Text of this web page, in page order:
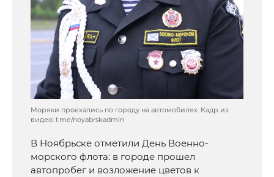
Моряки проехались по городу на автомобилях. Кадр из
видео: t.me/noyabrskadmin
В Ноябрьске отметили День Военно-
морского флота: в городе прошел
автопробег и возложение цветов к